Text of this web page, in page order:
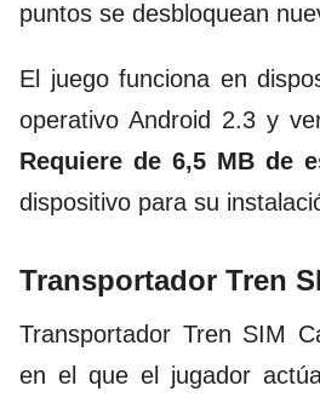
puntos se desbloquean
El juego funciona en
operativo Android 2.3 y
Requiere de 6,5 MB de
dispositivo para su
Transportador Tren
Transportador Tren SIM
en el que el jugador